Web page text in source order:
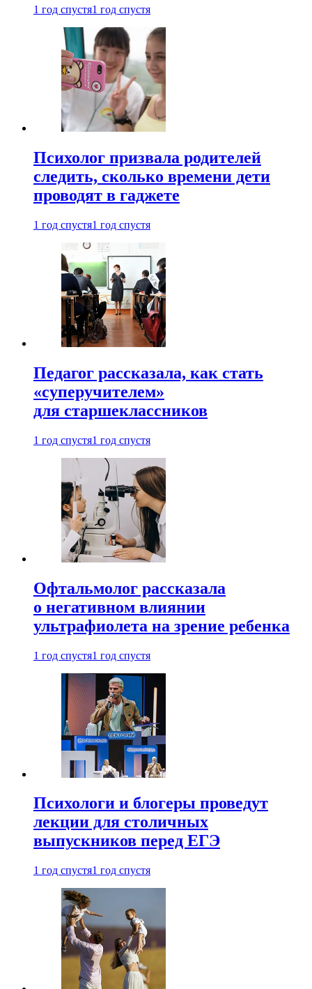
1 год спустя1 год спустя
Психолог призвала родителей
следить, сколько времени дети
проводят в гаджете
1 год спустя1 год спустя
Педагог рассказала, как стать
«суперучителем»
для старшеклассников
1 год спустя1 год спустя
Офтальмолог рассказала
о негативном влиянии
ультрафиолета на зрение ребенка
1 год спустя1 год спустя
Психологи и блогеры проведут
лекции для столичных
выпускников перед ЕГЭ
1 год спустя1 год спустя